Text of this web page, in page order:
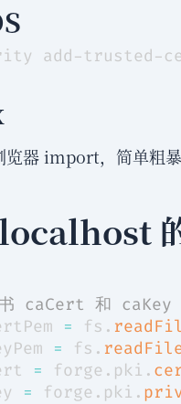
add-trusted-
览器 import，简单粗暴
caCert 和 caKey
= fs .
= fs .
= forge . pki .
= forge . pki .